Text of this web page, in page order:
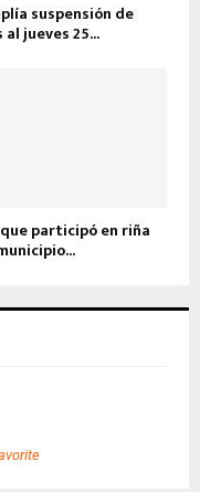
suspensión de
al jueves 25...
participó en riña